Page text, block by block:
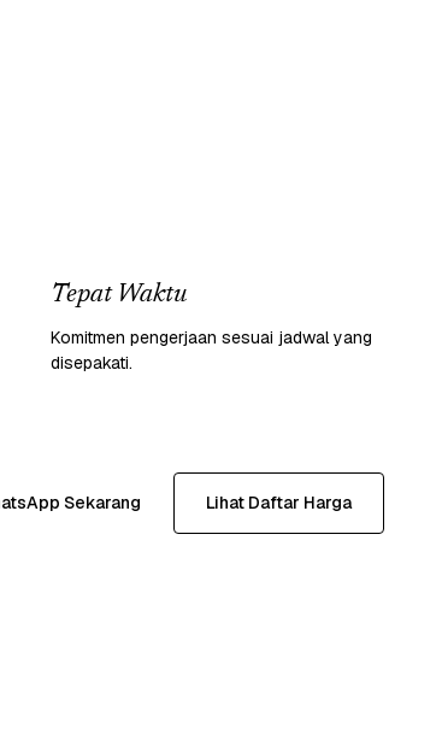
Tepat Waktu
Komitmen pengerjaan sesuai jadwal yang
disepakati.
Sekarang Lihat Daftar Harga